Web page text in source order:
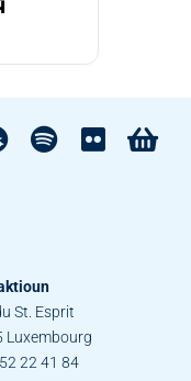
St. Esprit
Luxembourg
22 41 84